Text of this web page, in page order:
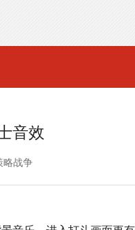
音效
略战争